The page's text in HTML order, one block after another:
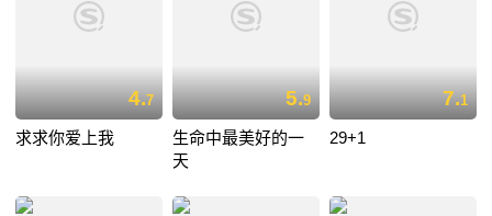
4.7
求求你爱上我
5.9
生命中最美好的一
天
7.1
29+1